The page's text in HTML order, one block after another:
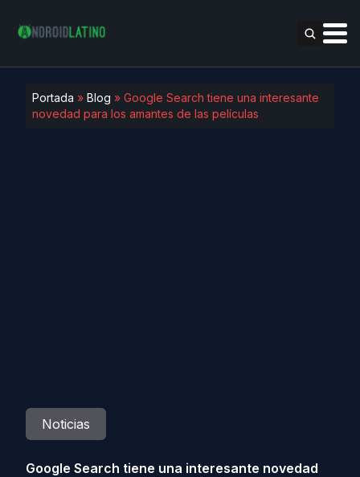
Portada » Blog » Google Search tiene una interesante
novedad para los amantes de las películas
Noticias
Google Search tiene una interesante novedad